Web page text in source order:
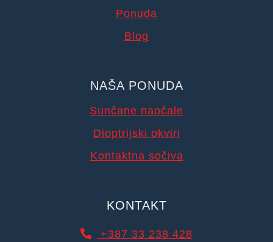
Ponuda
Blog
NAŠA PONUDA
Sunčane naočale
Dioptrijski okviri
Kontaktna sočiva
KONTAKT
+387 33 238 428